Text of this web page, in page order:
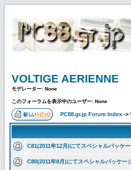
VOLTIGE AERIENNE
モデレーター: None
このフォーラムを表示中のユーザー: None
PC88.gr.jp Forum Index ->
C81(2011年12月)にてスペシャルパッケ
C80(2011年8月)にてスペシャルパッケー